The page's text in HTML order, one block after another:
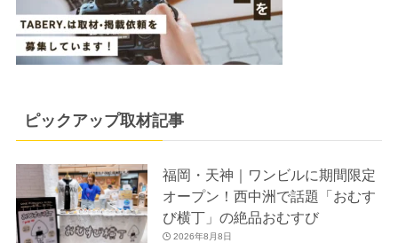
ピックアップ取材記事
福岡・天神｜ワンビルに期間限定
オープン！西中洲で話題「おむす
び横丁」の絶品おむすび
2026年8月8日